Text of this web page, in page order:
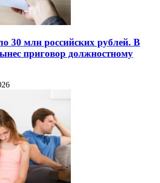
30 млн российских рублей. В
приговор должностному